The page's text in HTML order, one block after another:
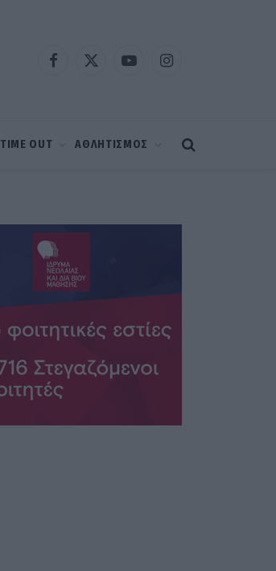
Facebook
X
YouTubeInstagram
TIME OUT ΑΘΛΗΤΙΣΜΟΣ